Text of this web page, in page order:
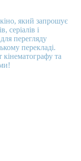
який запрошує
серіалів і
перегляду
перекладі.
кінематографу та